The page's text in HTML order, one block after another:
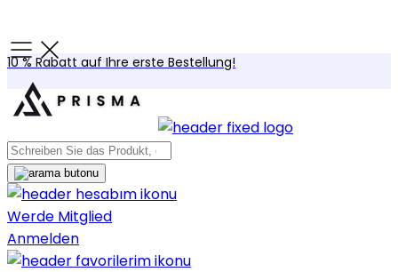
10 % Rabatt auf Ihre erste Bestellung!
Werde Mitglied
Anmelden